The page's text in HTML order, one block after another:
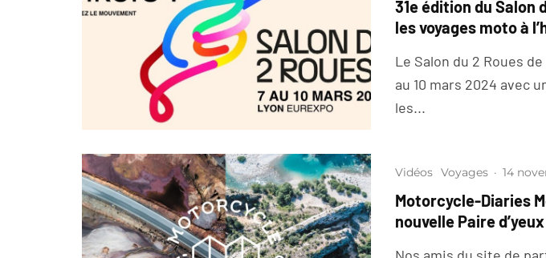
31e édition du Salon
les voyages moto à
Le Salon du 2 Roues
au 10 mars 2024 avec
les...
Vidéos Voyages · 14
Motorcycle-Diaries
nouvelle Paire
Nos amis du site de